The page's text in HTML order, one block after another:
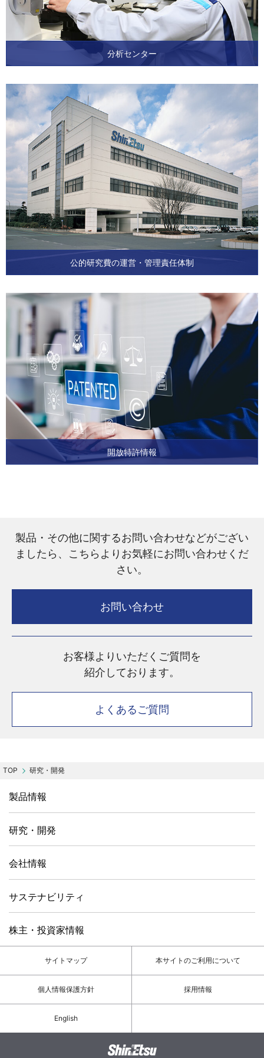
分析センター
公的研究費の運営・管理責任体制
開放特許情報
製品・その他に関するお問い合わせなどがござい
ましたら、こちらよりお気軽にお問い合わせくだ
さい。
お問い合わせ
お客様よりいただくご質問を
紹介しております。
よくあるご質問
研究・開発
製品情報
研究・開発
会社情報
サステナビリティ
株主・投資家情報
サイトマップ 本サイトのご利用について
個人情報保護方針 採用情報
English